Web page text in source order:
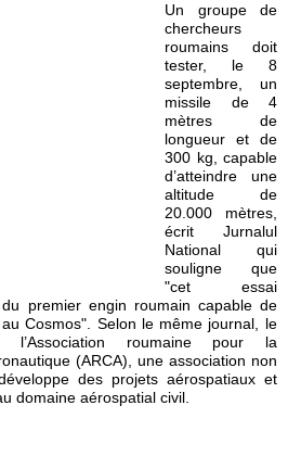
Un groupe de
chercheurs
roumains doit
tester, le 8
septembre, un
missile de 4
mètres de
longueur et de
300 kg, capable
d’atteindre une
altitude de
20.000 mètres,
écrit Jurnalul
National qui
souligne que
"cet essai
premier engin roumain capable de
Cosmos". Selon le même journal, le
roumaine pour la
(ARCA), une association non
des projets aérospatiaux et
domaine aérospatial civil.